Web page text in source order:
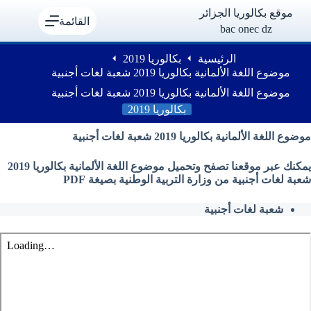
موقع بكالوريا الجزائر
bac onec dz
القائمة
الرئيسية
بكالوريا 2019
موضوع اللغة الألمانية بكالوريا 2019 شعبة لغات أجنبية
موضوع اللغة الألمانية بكالوريا 2019 شعبة لغات أجنبية
بكالوريا 2019
موضوع اللغة الألمانية بكالوريا 2019 شعبة لغات أجنبية
يمكنك عبر موقعنا تصفح وتحميل موضوع اللغة الألمانية بكالوريا 2019
شعبة لغات أجنبية من وزارة التربية الوطنية بصيغة PDF
شعبة لغات أجنبية